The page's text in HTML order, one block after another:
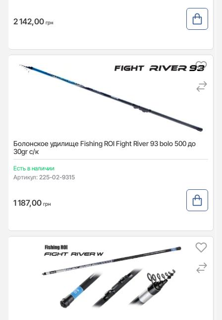
2 142,00 грн
Болонское удилище Fishing ROI Fight River 93 bolo 500 до
30gr с/к
Есть в наличии
Артикул: 225-02-9315
1 187,00 грн